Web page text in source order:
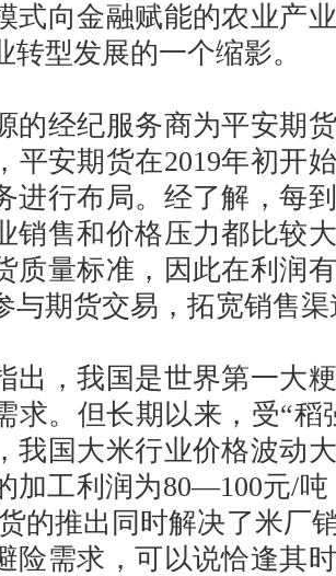
式向金融赋能的农业产
转型发展的一个缩影。
经纪服务商为平安期货
平安期货在2019年初开
进行布局。经了解，每
销售和价格压力都比较
质量标准，因此在利润
与期货交易，拓宽销售
，我国是世界第一大粳
求。但长期以来，受“稻
我国大米行业价格波动
加工利润为80—100元/
的推出同时解决了米厂
险需求，可以说恰逢其